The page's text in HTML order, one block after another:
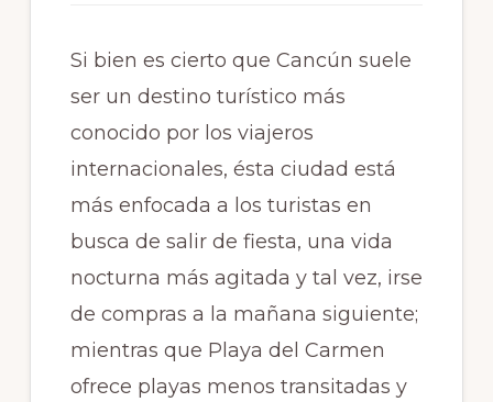
Si bien es cierto que Cancún suele
ser un destino turístico más
conocido por los viajeros
internacionales, ésta ciudad está
más enfocada a los turistas en
busca de salir de fiesta, una vida
nocturna más agitada y tal vez, irse
de compras a la mañana siguiente;
mientras que Playa del Carmen
ofrece playas menos transitadas y